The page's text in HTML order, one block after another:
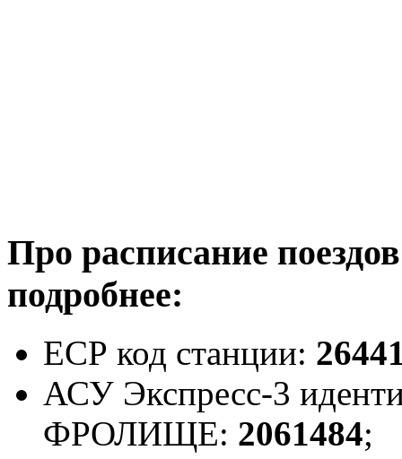
Про расписание
подробнее:
ЕСР код станции:
АСУ Экспресс-3
ФРОЛИЩЕ: 2061484;